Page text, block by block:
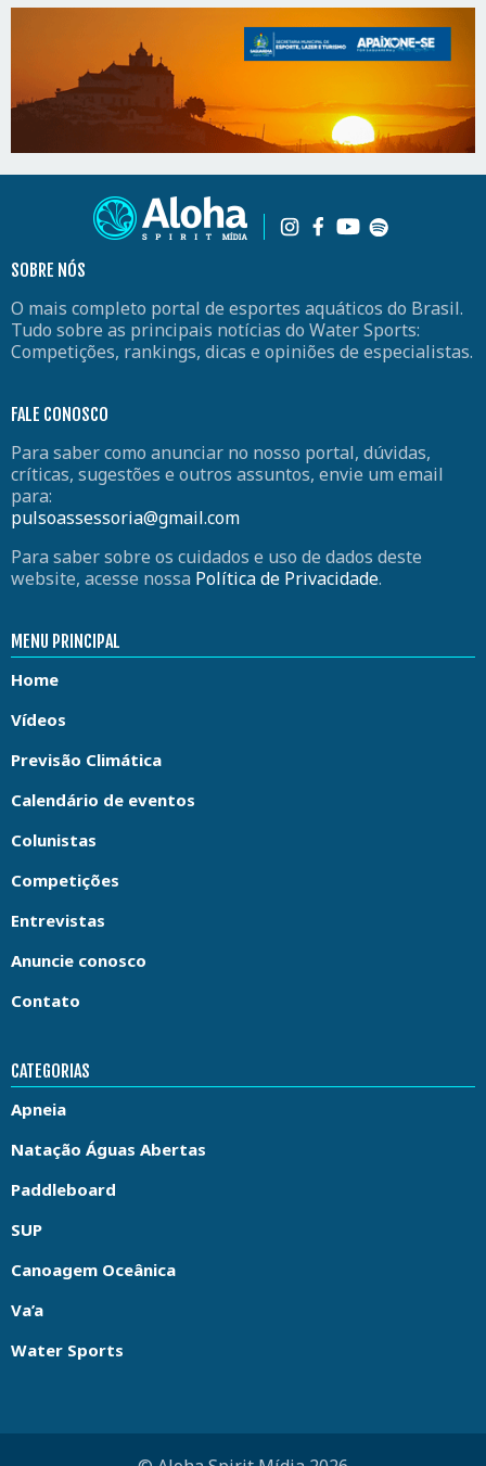
SOBRE NÓS
O mais completo portal de esportes aquáticos do Brasil.
Tudo sobre as principais notícias do Water Sports:
Competições, rankings, dicas e opiniões de especialistas.
FALE CONOSCO
Para saber como anunciar no nosso portal, dúvidas,
críticas, sugestões e outros assuntos, envie um email
para:
pulsoassessoria@gmail.com
Para saber sobre os cuidados e uso de dados deste
website, acesse nossa Política de Privacidade.
MENU PRINCIPAL
Home
Vídeos
Previsão Climática
Calendário de eventos
Colunistas
Competições
Entrevistas
Anuncie conosco
Contato
CATEGORIAS
Apneia
Natação Águas Abertas
Paddleboard
SUP
Canoagem Oceânica
Va’a
Water Sports